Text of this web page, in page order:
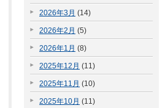
2026年3月 (14)
2026年2月 (5)
2026年1月 (8)
2025年12月 (11)
2025年11月 (10)
2025年10月 (11)